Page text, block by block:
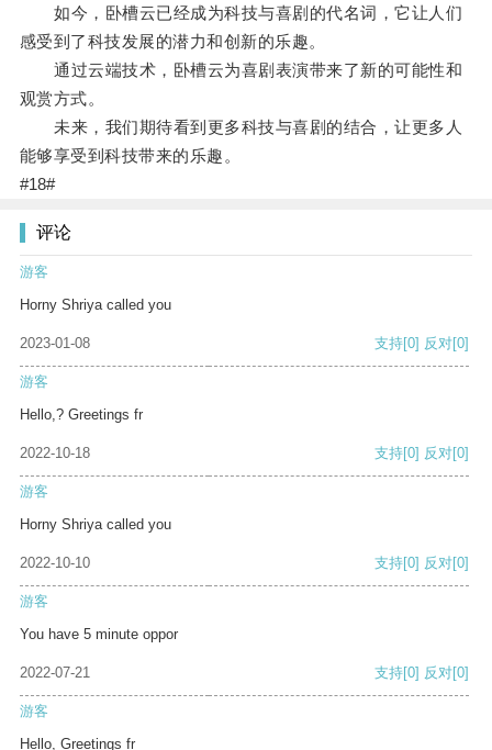
如今，卧槽云已经成为科技与喜剧的代名词，它让人们
感受到了科技发展的潜力和创新的乐趣。
通过云端技术，卧槽云为喜剧表演带来了新的可能性和
观赏方式。
未来，我们期待看到更多科技与喜剧的结合，让更多人
能够享受到科技带来的乐趣。
#18#
评论
游客
Horny Shriya called you
2023-01-08 支持[0] 反对[0]
游客
Hello,? Greetings fr
2022-10-18 支持[0] 反对[0]
游客
Horny Shriya called you
2022-10-10 支持[0] 反对[0]
游客
You have 5 minute oppor
2022-07-21 支持[0] 反对[0]
游客
Hello, Greetings fr